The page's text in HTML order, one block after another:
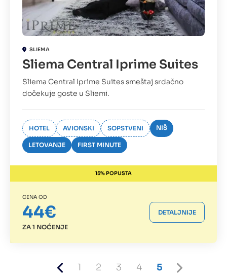
SLIEMA
Sliema Central Iprime Suites
Sliema Central Iprime Suites smeštaj srdačno
dočekuje goste u Sliemi.
HOTEL AVIONSKI SOPSTVENI NIŠ
LETOVANJE FIRST MINUTE
15% POPUSTA
CENA OD
44€
ZA 1 NOĆENJE
DETALJNIJE
Previous
Page
1 Page
2 Page
3 Page
4
Current
page
5